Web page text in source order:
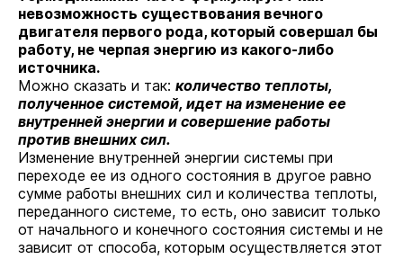
невозможность существования вечного
двигателя первого рода, который совершал бы
работу, не черпая энергию из какого-либо
источника.
Можно сказать и так: количество теплоты,
полученное системой, идет на изменение ее
внутренней энергии и совершение работы
против внешних сил.
Изменение внутренней энергии системы при
переходе ее из одного состояния в другое равно
сумме работы внешних сил и количества теплоты,
переданного системе, то есть, оно зависит только
от начального и конечного состояния системы и не
зависит от способа, которым осуществляется этот